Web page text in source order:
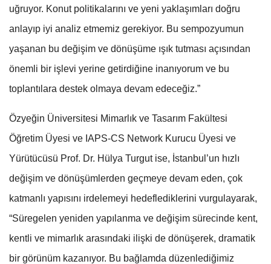
uğruyor. Konut politikalarını ve yeni yaklaşımları doğru
anlayıp iyi analiz etmemiz gerekiyor. Bu sempozyumun
yaşanan bu değişim ve dönüşüme ışık tutması açısından
önemli bir işlevi yerine getirdiğine inanıyorum ve bu
toplantılara destek olmaya devam edeceğiz.”
Özyeğin Üniversitesi Mimarlık ve Tasarım Fakültesi
Öğretim Üyesi ve IAPS-CS Network Kurucu Üyesi ve
Yürütücüsü Prof. Dr. Hülya Turgut ise, İstanbul’un hızlı
değişim ve dönüşümlerden geçmeye devam eden, çok
katmanlı yapısını irdelemeyi hedeflediklerini vurgulayarak,
“Süregelen yeniden yapılanma ve değişim sürecinde kent,
kentli ve mimarlık arasındaki ilişki de dönüşerek, dramatik
bir görünüm kazanıyor. Bu bağlamda düzenlediğimiz